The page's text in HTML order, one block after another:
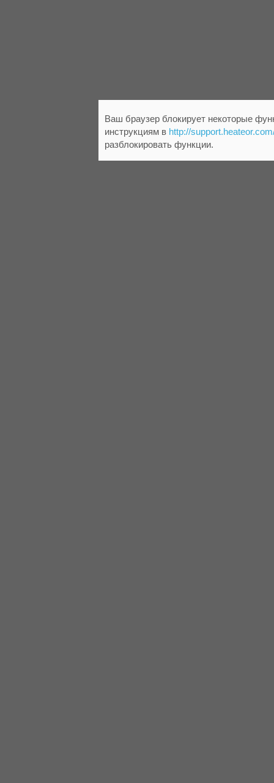
Ваш браузер блокирует некоторые
инструкциям в http://
разблокировать функции.